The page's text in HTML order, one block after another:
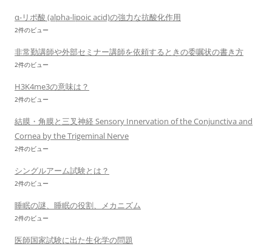
α-リポ酸 (alpha-lipoic acid)の強力な抗酸化作用
2件のビュー
非常勤講師や外部セミナー講師を依頼するときの委嘱状の書き方
2件のビュー
H3K4me3の意味は？
2件のビュー
結膜・角膜と三叉神経 Sensory Innervation of the Conjunctiva and
Cornea by the Trigeminal Nerve
2件のビュー
シングルアーム試験とは？
2件のビュー
睡眠の謎、睡眠の役割、メカニズム
2件のビュー
医師国家試験に出た生化学の問題